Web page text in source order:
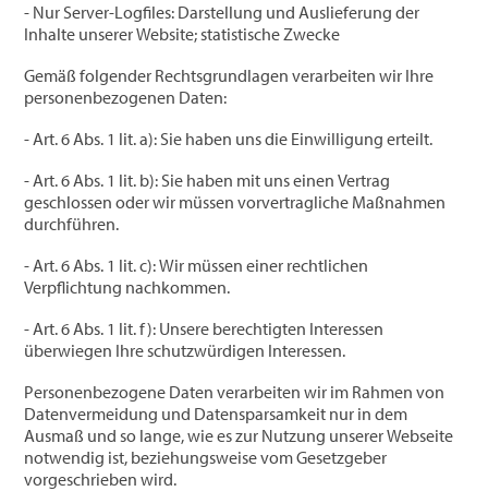
- Nur Server-Logfiles: Darstellung und Auslieferung der
Inhalte unserer Website; statistische Zwecke
Gemäß folgender Rechtsgrundlagen verarbeiten wir Ihre
personenbezogenen Daten:
- Art. 6 Abs. 1 lit. a): Sie haben uns die Einwilligung erteilt.
- Art. 6 Abs. 1 lit. b): Sie haben mit uns einen Vertrag
geschlossen oder wir müssen vorvertragliche Maßnahmen
durchführen.
- Art. 6 Abs. 1 lit. c): Wir müssen einer rechtlichen
Verpflichtung nachkommen.
- Art. 6 Abs. 1 lit. f): Unsere berechtigten Interessen
überwiegen Ihre schutzwürdigen Interessen.
Personenbezogene Daten verarbeiten wir im Rahmen von
Datenvermeidung und Datensparsamkeit nur in dem
Ausmaß und so lange, wie es zur Nutzung unserer Webseite
notwendig ist, beziehungsweise vom Gesetzgeber
vorgeschrieben wird.